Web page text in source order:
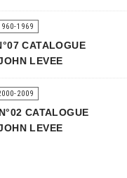
1969
CATALOGUE
LEVEE
2009
CATALOGUE
LEVEE